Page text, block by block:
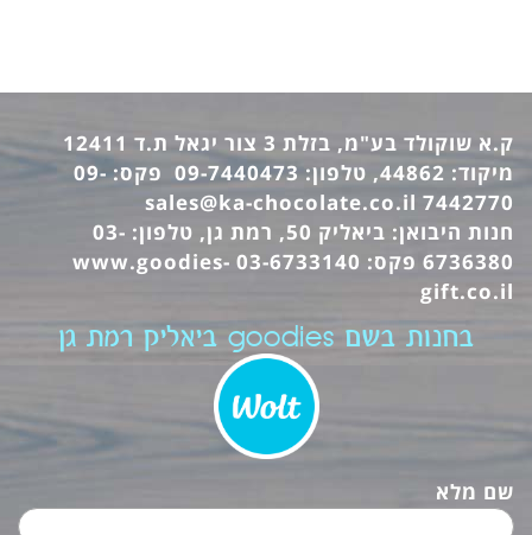
ק.א שוקולד בע"מ, בזלת 3 צור יגאל ת.ד 12411
מיקוד: 44862, טלפון: 09-7440473 פקס: 09-
7442770
sales@ka-chocolate.co.il
חנות היבואן: ביאליק 50, רמת גן, טלפון: 03-
6736380 פקס: 03-6733140
www.goodies-
gift.co.il
בחנות בשם goodies ביאליק רמת גן
שם מלא